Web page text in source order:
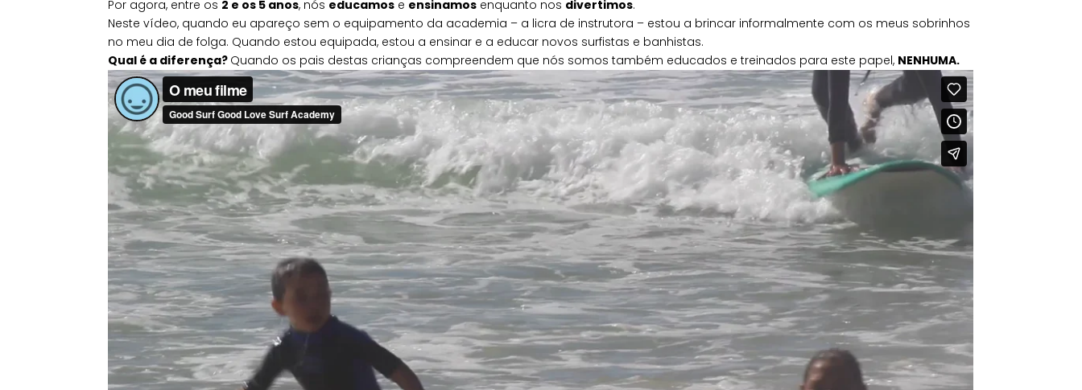
Por agora, entre os 2 e os 5 anos, nós educamos e ensinamos enquanto nos divertimos.
Neste vídeo, quando eu apareço sem o equipamento da academia – a licra de instrutora – estou a brincar informalmente com os meus sobrinhos
no meu dia de folga. Quando estou equipada, estou a ensinar e a educar novos surfistas e banhistas.
Qual é a diferença? Quando os pais destas crianças compreendem que nós somos também educados e treinados para este papel, NENHUMA.